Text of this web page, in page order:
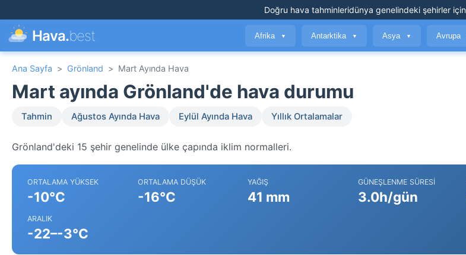
Doğru hava tahminleridünya genelindeki şehirler için
Hava.best Afrika ▼ Antarktika ▼ Asya ▼ Avrupa
Ana Sayfa > Grönland > Mart Ayında Hava
Mart ayında Grönland'de hava durumu
Tahmin Ağustos Ayında Hava Eylül Ayında Hava Yıllık Ortalamalar
Grönland'deki 15 şehir genelinde ülke çapında iklim normalleri.
ORTALAMA YÜKSEK
-10°C
ORTALAMA DÜŞÜK
-16°C
YAĞIŞ
41 mm
GÜNEŞLENME SÜRESI
3.0h/gün
ARALIK
-22–-3°C